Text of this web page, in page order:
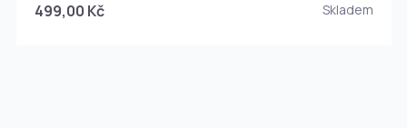
499,00 Kč Skladem